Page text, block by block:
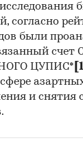
согласно
были
ЦУПИС* [1]
сфере
и снятия